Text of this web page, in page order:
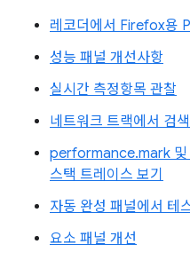
레코더에서 Firefox용
성능 패널 개선사항
실시간 측정항목 관찰
네트워크 트랙에서 검
performance.mark
스택 트레이스 보기
자동 완성 패널에서 테
요소 패널 개선